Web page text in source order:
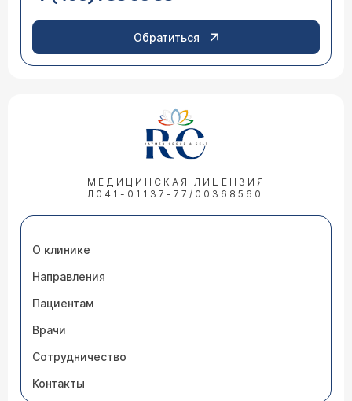
Обратиться
МЕДИЦИНСКАЯ ЛИЦЕНЗИЯ
Л041-01137-77/00368560
О клинике
Направления
Пациентам
Врачи
Сотрудничество
Контакты